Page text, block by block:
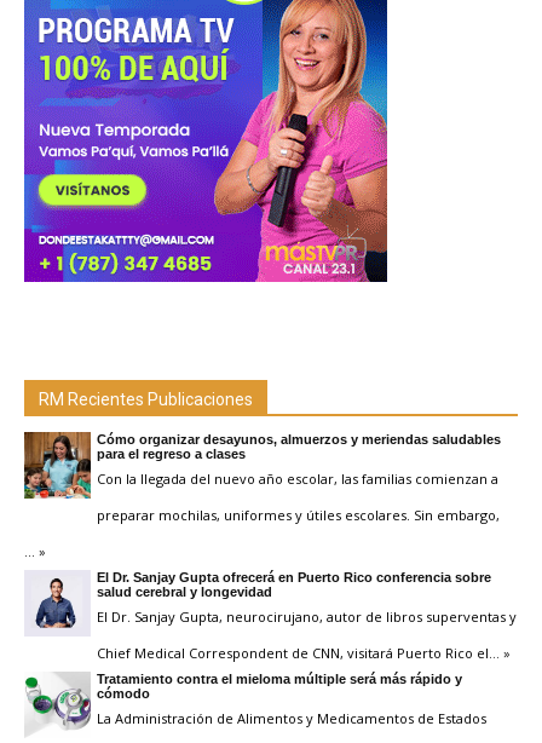
RM Recientes Publicaciones
Cómo organizar desayunos, almuerzos y meriendas saludables
para el regreso a clases
Con la llegada del nuevo año escolar, las familias comienzan a
preparar mochilas, uniformes y útiles escolares. Sin embargo,
… »
El Dr. Sanjay Gupta ofrecerá en Puerto Rico conferencia sobre
salud cerebral y longevidad
El Dr. Sanjay Gupta, neurocirujano, autor de libros superventas y
Chief Medical Correspondent de CNN, visitará Puerto Rico el … »
Tratamiento contra el mieloma múltiple será más rápido y
cómodo
La Administración de Alimentos y Medicamentos de Estados